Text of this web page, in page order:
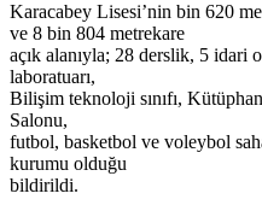
Karacabey Lisesi’nin bin 620
ve 8 bin 804 metrekare
açık alanıyla; 28 derslik, 5 idari
laboratuarı,
Bilişim teknoloji sınıfı,
Salonu,
futbol, basketbol ve voleybol
kurumu olduğu
bildirildi.